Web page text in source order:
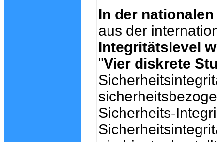
In der
aus der
Integritätslevel
"Vier diskrete
Sicherheits-